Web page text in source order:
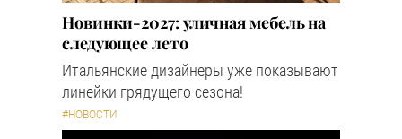
Новинки-2027: уличная мебель на
следующее лето
Итальянские дизайнеры уже показывают
линейки грядущего сезона!
#НОВОСТИ